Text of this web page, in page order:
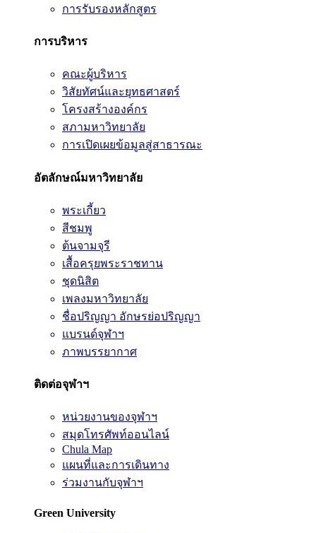
การรับรองหลักสูตร
การบริหาร
คณะผู้บริหาร
วิสัยทัศน์และยุทธศาสตร์
โครงสร้างองค์กร
สภามหาวิทยาลัย
การเปิดเผยข้อมูลสู่สาธารณะ
อัตลักษณ์มหาวิทยาลัย
พระเกี้ยว
สีชมพู
ต้นจามจุรี
เสื้อครุยพระราชทาน
ชุดนิสิต
เพลงมหาวิทยาลัย
ชื่อปริญญา อักษรย่อปริญญา
แบรนด์จุฬาฯ
ภาพบรรยากาศ
ติดต่อจุฬาฯ
หน่วยงานของจุฬาฯ
สมุดโทรศัพท์ออนไลน์
Chula Map
แผนที่และการเดินทาง
ร่วมงานกับจุฬาฯ
Green University